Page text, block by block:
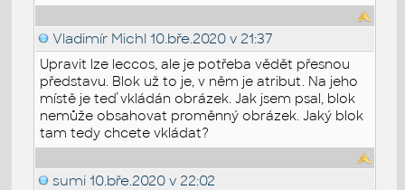
Vladimír Michl 10.bře.2020 v 21:37
Upravit lze leccos, ale je potřeba vědět přesnou
představu. Blok už to je, v něm je atribut. Na jeho
místě je teď vkládán obrázek. Jak jsem psal, blok
nemůže obsahovat proměnný obrázek. Jaký blok
tam tedy chcete vkládat?
sumi 10.bře.2020 v 22:02